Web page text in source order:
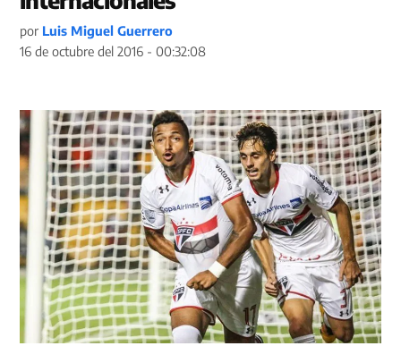
por Luis Miguel Guerrero
16 de octubre del 2016 - 00:32:08